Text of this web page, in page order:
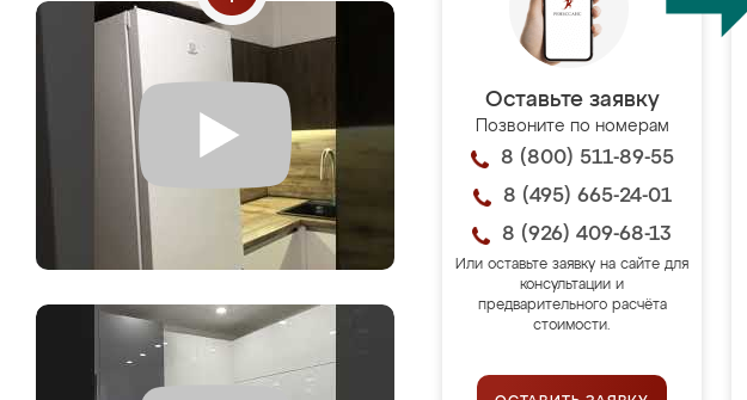
Оставьте заявку
Позвоните по номерам
8 (800) 511-89-55
8 (495) 665-24-01
8 (926) 409-68-13
Или оставьте заявку на сайте для
консультации и
предварительного расчёта
стоимости.